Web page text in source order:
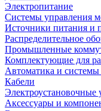
Электропитание
Системы управления
Источники питания и
Распределительное
Промышленные
Комплектующие для
Автоматика и
Кабели
Электроустановочные
Аксессуары и